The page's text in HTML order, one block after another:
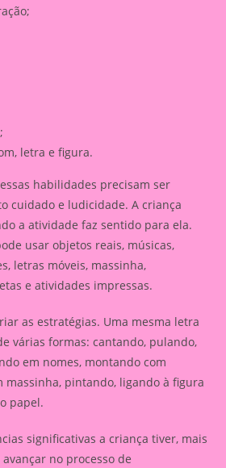
letra e figura.
habilidades precisam ser
cuidado e ludicidade. A criança
a atividade faz sentido para ela.
usar objetos reais, músicas,
letras móveis, massinha,
e atividades impressas.
as estratégias. Uma mesma letra
várias formas: cantando, pulando,
em nomes, montando com
massinha, pintando, ligando à figura
papel.
significativas a criança tiver, mais
no processo de